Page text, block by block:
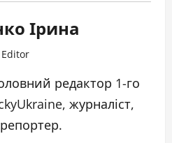
Ірина
Editor
редактор 1-го
журналіст,